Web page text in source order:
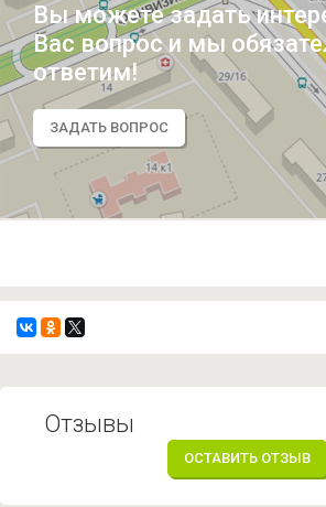
Вы можете задать
Вас вопрос и мы
ответим!
ЗАДАТЬ ВОПРОС
Отзывы
ОСТАВИТЬ ОТЗЫВ